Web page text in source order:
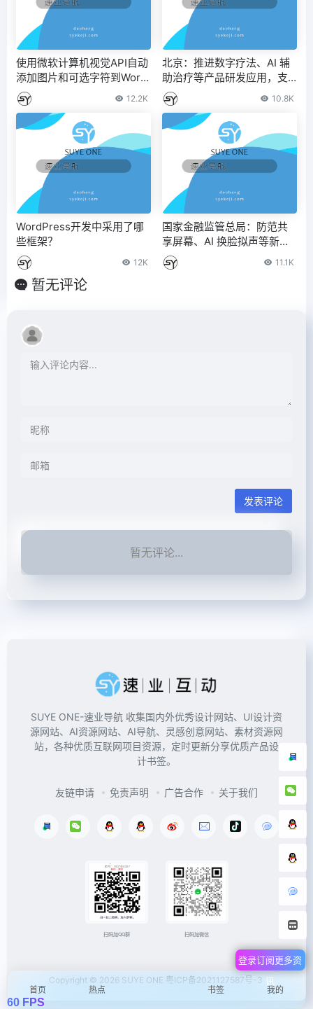
使用微软计算机视觉API自动
添加图片和可选字符到Word
Press
12.2K
北京：推进数字疗法、AI 辅
助治疗等产品研发应用，支
持医疗大模型开发、落地 – I
T之家
10.8K
WordPress开发中采用了哪
些框架？
12K
国家金融监管总局：防范共
享屏幕、AI 换脸拟声等新型
电信网络诈骗
11.1K
暂无评论
发表评论
暂无评论...
首页 热点 书签 我的
登录订阅更多资
讯
SUYE ONE-速业导航 收集国内外优秀设计网站、UI设计资
源网站、AI资源网站、AI导航、灵感创意网站、素材资源网
站，各种优质互联网项目资源，定时更新分享优质产品设
计书签。
友链申请 免责声明 广告合作 关于我们
扫码加QQ群 扫码加微信
Copyright © 2026 SUYE ONE 粤ICP备2021127587号-3